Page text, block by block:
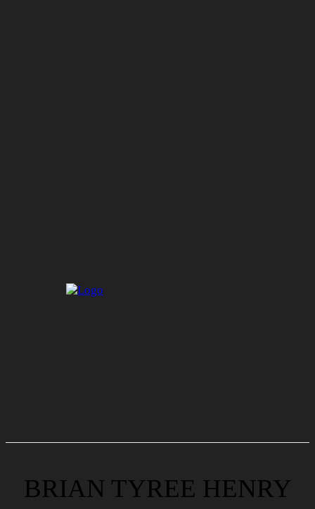
BRIAN TYREE HENRY